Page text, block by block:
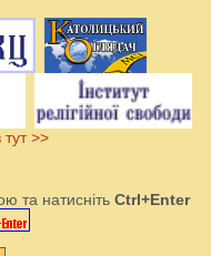
тут >>
та натисніть Ctrl+Enter